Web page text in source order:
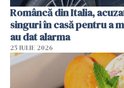
Româncă din Italia,
singuri în casă pentru a
au dat alarma
25 IULIE 2026